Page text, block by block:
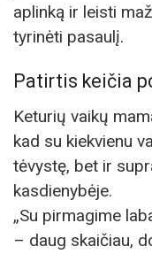
aplinką ir leisti
tyrinėti pasaulį.
Patirtis keičia
Keturių vaikų
kad su kiekvienu
tėvystę, bet ir
kasdienybėje.
„Su pirmagime
– daug skaičiau,